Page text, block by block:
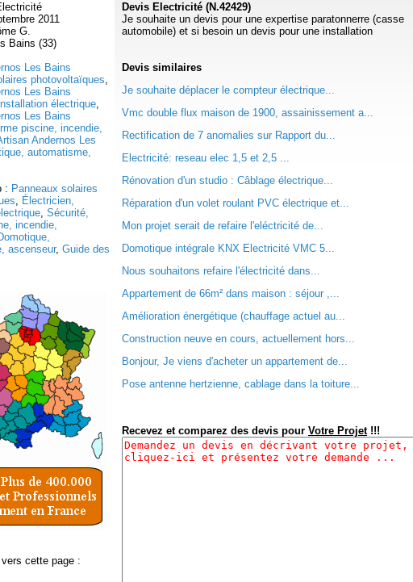
2011
G.
Bains (33)
Les Bains
photovoltaïques,
Les Bains
électrique,
Les Bains
piscine, incendie,
Andernos Les
automatisme,
: Panneaux solaires
, Électricien,
, Sécurité,
incendie,
ascenseur, Guide des
cette page :
Devis Electricité (N.42429)
Je souhaite un devis pour une expertise paratonnerre (casse
automobile) et si besoin un devis pour une installation
Devis similaires
Je souhaite déplacer le compteur électrique...
Vmc double flux maison de 1900, assainissement a...
Rectification de 7 anomalies sur Rapport du...
Electricité: reseau elec 1,5 et 2,5 ...
Rénovation d'un studio : Câblage électrique...
Réparation d'un volet roulant PVC électrique et...
Mon projet serait de refaire l'eléctricité de...
Domotique intégrale KNX Electricité VMC 5...
Nous souhaitons refaire l'électricité dans...
Appartement de 66m² dans maison : séjour ,...
Amélioration énergétique (chauffage actuel au...
Construction neuve en cours, actuellement hors...
Bonjour, Je viens d'acheter un appartement de...
Pose antenne hertzienne, cablage dans la toiture...
Recevez et comparez des devis pour Votre Projet!!!